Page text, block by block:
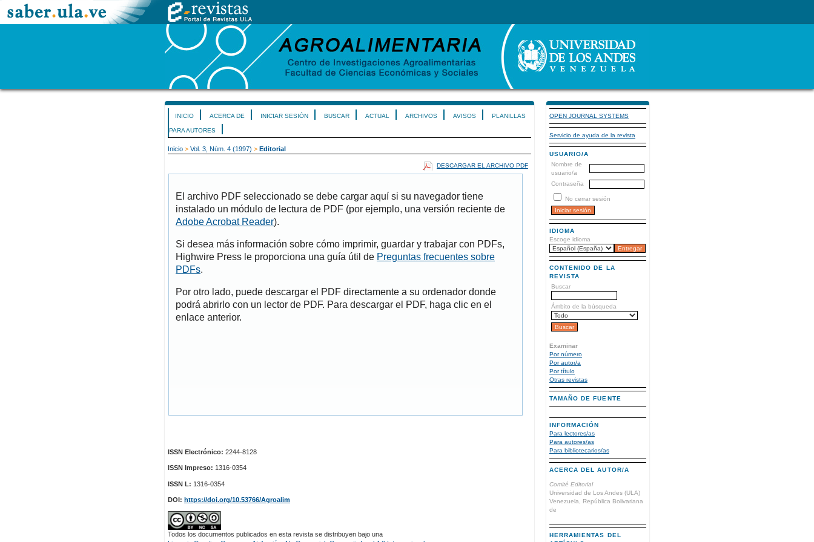
OPEN JOURNAL SYSTEMS
Servicio de ayuda de la revista
USUARIO/A
Nombre de
usuario/a
Contraseña
No cerrar sesión
IDIOMA
Escoge idioma
CONTENIDO DE LA
REVISTA
Buscar
Ámbito de la búsqueda
Examinar
Por número
Por autor/a
Por título
Otras revistas
TAMAÑO DE FUENTE
INFORMACIÓN
Para lectores/as
Para autores/as
Para bibliotecarios/as
ACERCA DEL AUTOR/A
Comité Editorial
Universidad de Los Andes (ULA)
Venezuela, República Bolivariana
de
HERRAMIENTAS DEL
INICIO ACERCA DE INICIAR SESIÓN BUSCAR ACTUAL ARCHIVOS AVISOS PLANILLAS
PARA AUTORES
Inicio > Vol. 3, Núm. 4 (1997) > Editorial
DESCARGAR EL ARCHIVO PDF
El archivo PDF seleccionado se debe cargar aquí si su navegador tiene
instalado un módulo de lectura de PDF (por ejemplo, una versión reciente de
Adobe Acrobat Reader).
Si desea más información sobre cómo imprimir, guardar y trabajar con PDFs,
Highwire Press le proporciona una guía útil de Preguntas frecuentes sobre
PDFs.
Por otro lado, puede descargar el PDF directamente a su ordenador donde
podrá abrirlo con un lector de PDF. Para descargar el PDF, haga clic en el
enlace anterior.
ISSN Electrónico: 2244-8128
ISSN Impreso: 1316-0354
ISSN L: 1316-0354
DOI: https://doi.org/10.53766/Agroalim
Todos los documentos publicados en esta revista se distribuyen bajo una